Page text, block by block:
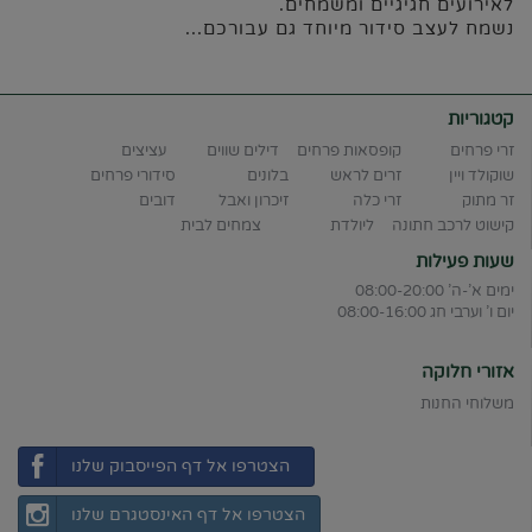
לאירועים חגיגיים ומשמחים.
נשמח לעצב סידור מיוחד גם עבורכם...
קטגוריות
זרי פרחים קופסאות פרחים דילים שווים
עציצים
שוקולד ויין
זרים לראש בלונים
סידורי פרחים
זר מתוק
זרי כלה זיכרון ואבל
דובים
קישוט לרכב חתונה
ליולדת צמחים לבית
שעות פעילות
ימים א'-ה' 08:00-20:00
יום ו' וערבי חג 08:00-16:00
אזורי חלוקה
משלוחי החנות
הצטרפו אל דף הפייסבוק שלנו
הצטרפו אל דף האינסטגרם שלנו